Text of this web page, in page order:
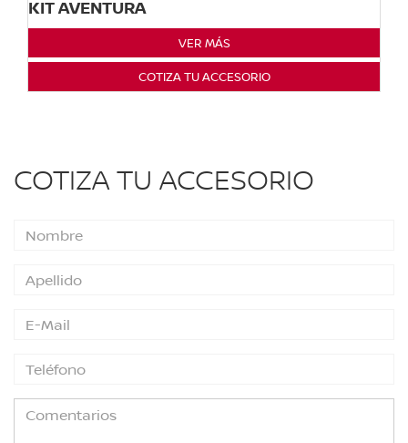
KIT AVENTURA
VER MÁS
COTIZA TU ACCESORIO
COTIZA TU ACCESORIO